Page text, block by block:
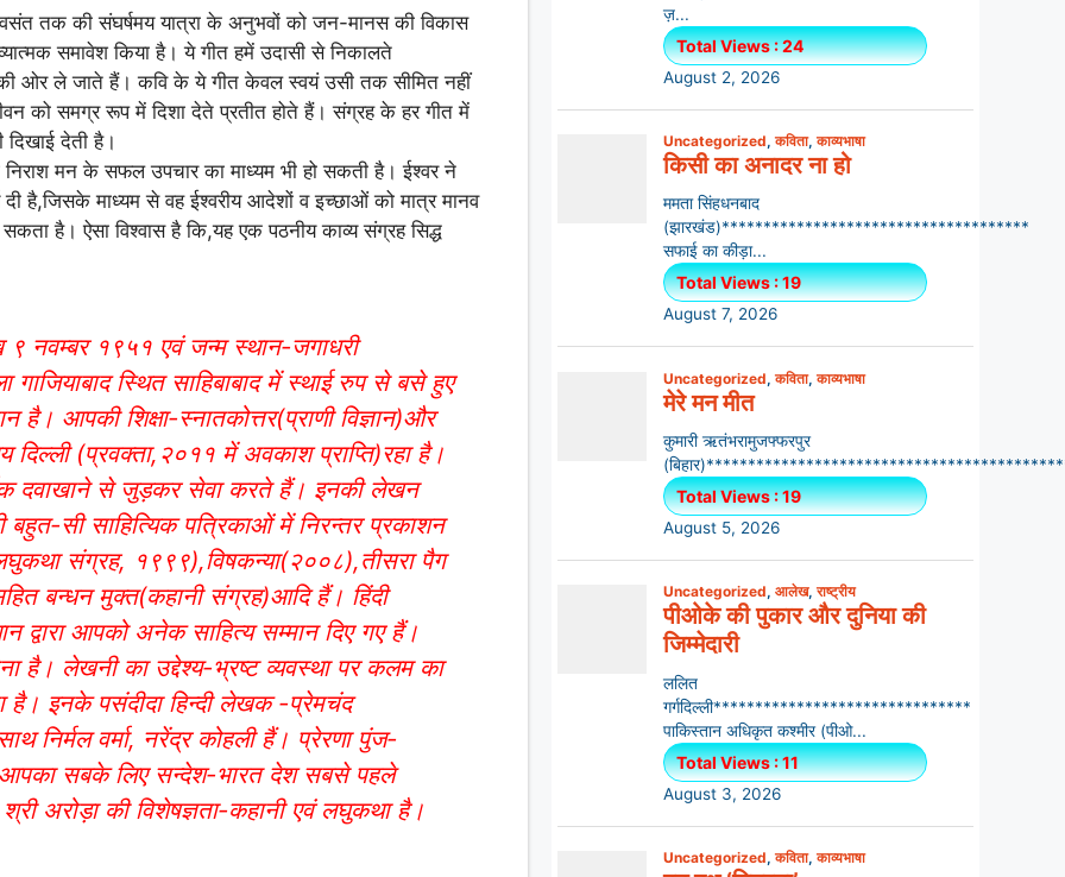
तक की संघर्षमय यात्रा के अनुभवों को जन-मानस की विकास
समावेश किया है। ये गीत हमें उदासी से निकालते
ओर ले जाते हैं। कवि के ये गीत केवल स्वयं उसी तक सीमित नहीं
को समग्र रूप में दिशा देते प्रतीत होते हैं। संग्रह के हर गीत में
देती है।
निराश मन के सफल उपचार का माध्यम भी हो सकती है। ईश्वर ने
है,जिसके माध्यम से वह ईश्वरीय आदेशों व इच्छाओं को मात्र मानव
है। ऐसा विश्वास है कि,यह एक पठनीय काव्य संग्रह सिद्ध
९ नवम्बर १९५१ एवं जन्म स्थान-जगाधरी
गाजियाबाद स्थित साहिबाबाद में स्थाई रुप से बसे हुए
है। आपकी शिक्षा-स्नातकोत्तर(प्राणी विज्ञान)और
दिल्ली (प्रवक्ता,२०११ में अवकाश प्राप्ति)रहा है।
दवाखाने से जुड़कर सेवा करते हैं। इनकी लेखन
सी साहित्यिक पत्रिकाओं में निरन्तर प्रकाशन
संग्रह, १९९९),विषकन्या(२००८),तीसरा पैग
बन्धन मुक्त(कहानी संग्रह)आदि हैं। हिंदी
द्वारा आपको अनेक साहित्य सम्मान दिए गए हैं।
है। लेखनी का उद्देश्य-भ्रष्ट व्यवस्था पर कलम का
है। इनके पसंदीदा हिन्दी लेखक -प्रेमचंद
निर्मल वर्मा, नरेंद्र कोहली हैं। प्रेरणा पुंज-
आपका सबके लिए सन्देश-भारत देश सबसे पहले
अरोड़ा की विशेषज्ञता-कहानी एवं लघुकथा है।